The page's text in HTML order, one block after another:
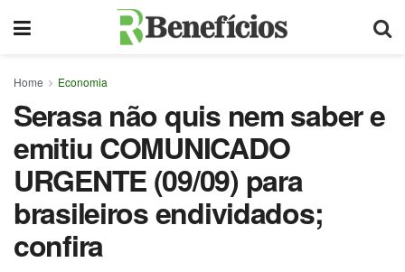
Home Economia
Serasa não quis nem saber e
emitiu COMUNICADO
URGENTE (09/09) para
brasileiros endividados;
confira